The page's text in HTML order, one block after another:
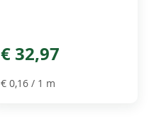
€ 32,97
€ 0,16 / 1 m